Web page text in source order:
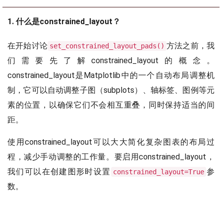
1. 什么是constrained_layout？
在开始讨论 set_constrained_layout_pads() 方法之前，我
们需要先了解constrained_layout的概念。
constrained_layout是Matplotlib中的一个自动布局调整机
制，它可以自动调整子图（subplots）、轴标签、图例等元
素的位置，以确保它们不会相互重叠，同时保持适当的间
距。
使用constrained_layout可以大大简化复杂图表的布局过
程，减少手动调整的工作量。要启用constrained_layout，
我们可以在创建图形时设置 constrained_layout=True 参
数。